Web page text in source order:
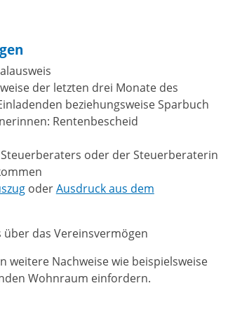
der letzten drei Monate des
beziehungsweise Sparbuch
Rentenbescheid
oder der Steuerberaterin
oderAusdruck aus dem
über das Vereinsvermögen
weitere Nachweise wie beispielsweise
Wohnraum einfordern.